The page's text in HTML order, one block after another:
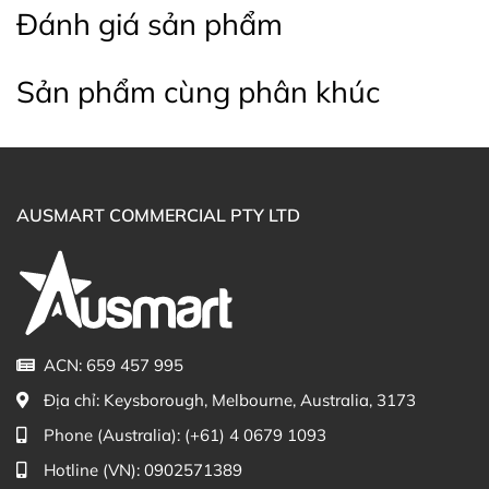
Đánh giá sản phẩm
Sản phẩm cùng phân khúc
AUSMART COMMERCIAL PTY LTD
ACN: 659 457 995
Địa chỉ: Keysborough, Melbourne, Australia, 3173
Phone (Australia): (+61) 4 0679 1093
Hotline (VN): 0902571389